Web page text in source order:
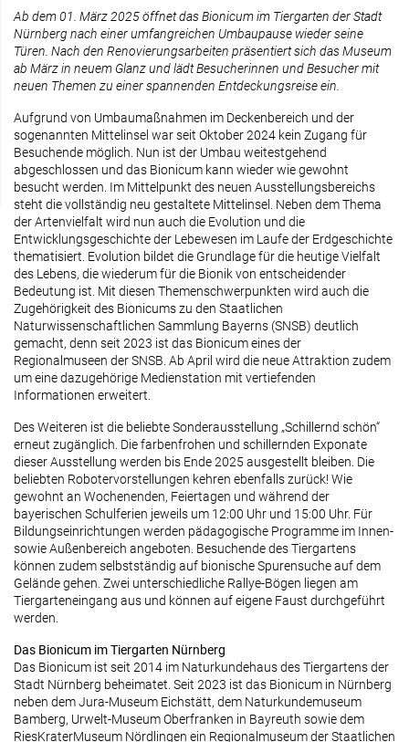
Ab dem 01. März 2025 öffnet das Bionicum im Tiergarten der Stadt
Nürnberg nach einer umfangreichen Umbaupause wieder seine
Türen. Nach den Renovierungsarbeiten präsentiert sich das Museum
ab März in neuem Glanz und lädt Besucherinnen und Besucher mit
neuen Themen zu einer spannenden Entdeckungsreise ein.
Aufgrund von Umbaumaßnahmen im Deckenbereich und der
sogenannten Mittelinsel war seit Oktober 2024 kein Zugang für
Besuchende möglich. Nun ist der Umbau weitestgehend
abgeschlossen und das Bionicum kann wieder wie gewohnt
besucht werden. Im Mittelpunkt des neuen Ausstellungsbereichs
steht die vollständig neu gestaltete Mittelinsel. Neben dem Thema
der Artenvielfalt wird nun auch die Evolution und die
Entwicklungsgeschichte der Lebewesen im Laufe der Erdgeschichte
thematisiert. Evolution bildet die Grundlage für die heutige Vielfalt
des Lebens, die wiederum für die Bionik von entscheidender
Bedeutung ist. Mit diesen Themenschwerpunkten wird auch die
Zugehörigkeit des Bionicums zu den Staatlichen
Naturwissenschaftlichen Sammlung Bayerns (SNSB) deutlich
gemacht, denn seit 2023 ist das Bionicum eines der
Regionalmuseen der SNSB. Ab April wird die neue Attraktion zudem
um eine dazugehörige Medienstation mit vertiefenden
Informationen erweitert.
Des Weiteren ist die beliebte Sonderausstellung „Schillernd schön“
erneut zugänglich. Die farbenfrohen und schillernden Exponate
dieser Ausstellung werden bis Ende 2025 ausgestellt bleiben. Die
beliebten Robotervorstellungen kehren ebenfalls zurück! Wie
gewohnt an Wochenenden, Feiertagen und während der
bayerischen Schulferien jeweils um 12:00 Uhr und 15:00 Uhr. Für
Bildungseinrichtungen werden pädagogische Programme im Innen-
sowie Außenbereich angeboten. Besuchende des Tiergartens
können zudem selbstständig auf bionische Spurensuche auf dem
Gelände gehen. Zwei unterschiedliche Rallye-Bögen liegen am
Tiergarteneingang aus und können auf eigene Faust durchgeführt
werden.
Das Bionicum im Tiergarten Nürnberg
Das Bionicum ist seit 2014 im Naturkundehaus des Tiergartens der
Stadt Nürnberg beheimatet. Seit 2023 ist das Bionicum in Nürnberg
neben dem Jura-Museum Eichstätt, dem Naturkundemuseum
Bamberg, Urwelt-Museum Oberfranken in Bayreuth sowie dem
RiesKraterMuseum Nördlingen ein Regionalmuseum der Staatlichen